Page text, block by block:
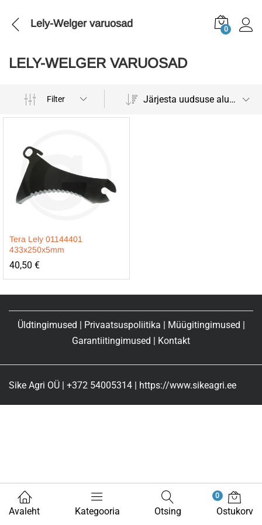
Lely-Welger varuosad 0
LELY-WELGER VARUOSAD
Filter Järjesta uudsuse alusel
Tera Lely 01144401
433x250x5mm
40,50 €
Üldtingimused Privaatsuspoliitika Müügitingimused
Garantiitingimused
Kontakt
Sike Agri OÜ | +372 54005314 | https://www.sikeagri.ee
Avaleht Kategooria Otsing
0
Ostukorv